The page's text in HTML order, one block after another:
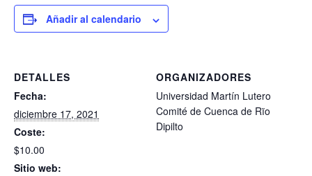
Añadir al calendario
DETALLES
Fecha:
diciembre 17, 2021
Coste:
$10.00
Sitio web:
ORGANIZADORES
Universidad Martín Lutero
Comité de Cuenca de Rïo
Dipilto